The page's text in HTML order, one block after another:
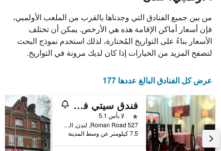
X
يعرض
أيام
الأسبوع.
يتضمن
المخطط
محور
Y
الذي
يعرض
متوسط
سعر
غرفة
من بين جميع الفنادق التي وجدناها بالقرب من الملعب الأولمبي،
فإن أسعار أماكن الإقامة هذه هي الأرخص. يمكن أن تختلف
الأسعار بناءً على التواريخ المُختارة، لذلك استخدم نموذج البحث
لتصفح المزيد من الخيارات إذا كان لديك مرونة في التواريخ.
عرض كل الفنادق البالغ عددها 177
فندق سيتي فيو - رومان رود ماركت
نجمة واحدة
لا بأس 5.1
527 Roman Road, لندن, المملكة المتحدة
7.5 كيلومتر عن وسط المدينة